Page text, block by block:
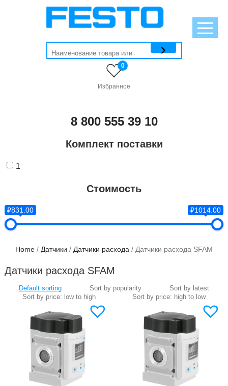
Избранное
0
8 800 555 39 10
Комплект поставки
1
Стоимость
₽831.00 ₽1014.00
Home / Датчики / Датчики расхода / Датчики расхода SFAM
Датчики расхода SFAM